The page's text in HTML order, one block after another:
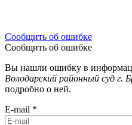
Сообщить об ошибке
Сообщить об ошибке
Вы нашли ошибку в
Володарский районный суд г.
подробно о ней.
E-mail *